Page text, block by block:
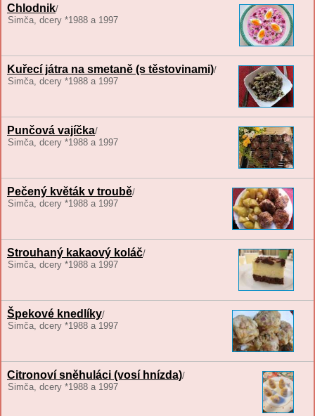
Chlodnik/
Simča, dcery *1988 a 1997
Kuřecí játra na smetaně (s těstovinami)/
Simča, dcery *1988 a 1997
Punčová vajíčka/
Simča, dcery *1988 a 1997
Pečený květák v troubě/
Simča, dcery *1988 a 1997
Strouhaný kakaový koláč/
Simča, dcery *1988 a 1997
Špekové knedlíky/
Simča, dcery *1988 a 1997
Citronoví sněhuláci (vosí hnízda)/
Simča, dcery *1988 a 1997